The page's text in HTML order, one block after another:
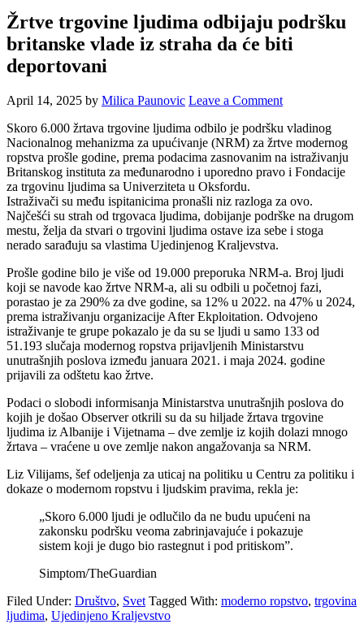
Žrtve trgovine ljudima odbijaju podršku
britanske vlade iz straha da će biti
deportovani
April 14, 2025 by Milica Paunovic Leave a Comment
Skoro 6.000 žrtava trgovine ljudima odbilo je podršku vladinog
Nacionalnog mehanizma za upućivanje (NRM) za žrtve modernog
ropstva prošle godine, prema podacima zasnovanim na istraživanju
Britanskog instituta za međunarodno i uporedno pravo i Fondacije
za trgovinu ljudima sa Univerziteta u Oksfordu.
Istraživači su među ispitanicima pronašli niz razloga za ovo.
Najčešći su strah od trgovaca ljudima, dobijanje podrške na drugom
mestu, želja da stvari o trgovini ljudima ostave iza sebe i stoga
nerado sarađuju sa vlastima Ujedinjenog Kraljevstva.
Prošle godine bilo je više od 19.000 preporuka NRM-a. Broj ljudi
koji se navode kao žrtve NRM-a, ali su odbili u početnoj fazi,
porastao je za 290% za dve godine, sa 12% u 2022. na 47% u 2024,
prema istraživanju organizacije After Ekploitation. Odvojeno
istraživanje te grupe pokazalo je da su se ljudi u samo 133 od
51.193 slučaja modernog ropstva prijavljenih Ministarstvu
unutrašnjih poslova između januara 2021. i maja 2024. godine
prijavili za odštetu kao žrtve.
Podaci o slobodi informisanja Ministarstva unutrašnjih poslova do
kojih je došao Observer otkrili su da su hiljade žrtava trgovine
ljudima iz Albanije i Vijetnama – dve zemlje iz kojih dolazi mnogo
žrtava – vraćene u ove zemlje nakon angažovanja sa NRM.
Liz Vilijams, šef odeljenja za uticaj na politiku u Centru za politiku i
dokaze o modernom ropstvu i ljudskim pravima, rekla je:
„Skoro 6.000 ljudi je odlučilo da ne budu upućeni na
zakonsku podršku veoma zabrinjavajuće i pokazuje
sistem koji je dugo bio rastegnut i pod pritiskom”.
Simptom/TheGuardian
Filed Under: Društvo, Svet Tagged With: moderno ropstvo, trgovina
ljudima, Ujedinjeno Kraljevstvo